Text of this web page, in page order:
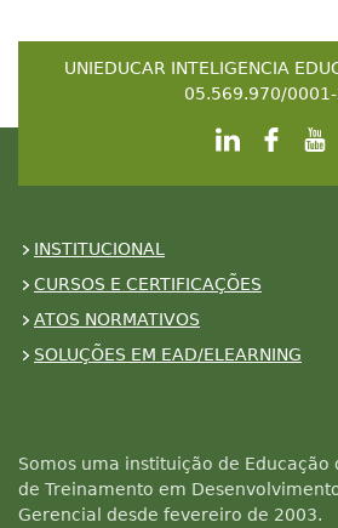
UNIEDUCAR INTELIGENCIA
05.569.970/
INSTITUCIONAL
CURSOS E CERTIFICAÇÕES
ATOS NORMATIVOS
SOLUÇÕES EM EAD/ELEARNING
Somos uma instituição de Educação
de Treinamento em
Gerencial desde fevereiro de 2003.